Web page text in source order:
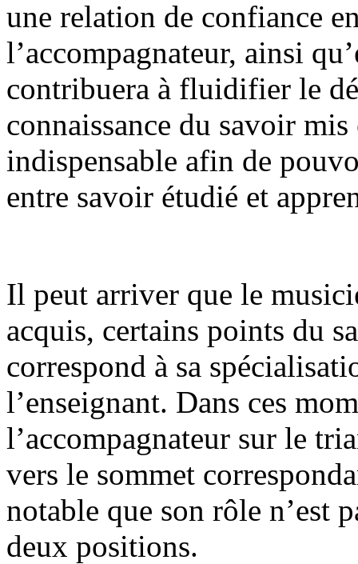
une relation de confiance
l’accompagnateur, ainsi
contribuera à fluidifier le
connaissance du savoir
indispensable afin de
entre savoir étudié et
Il peut arriver que le
acquis, certains points du
correspond à sa
l’enseignant. Dans ces
l’accompagnateur sur le
vers le sommet
notable que son rôle n’est
deux positions.